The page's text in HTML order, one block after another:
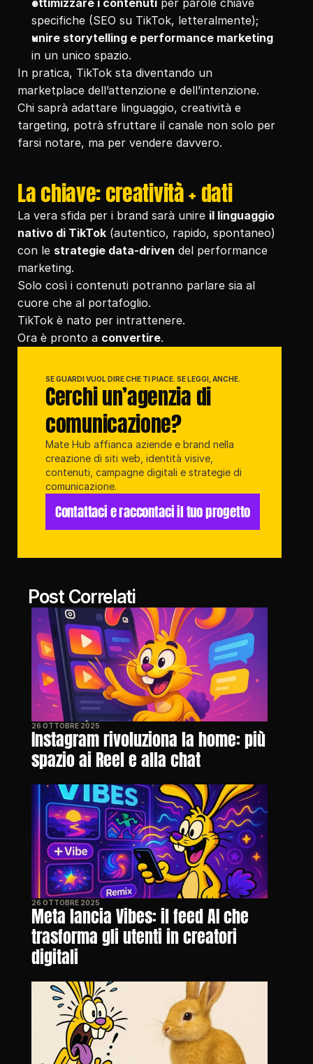
ottimizzare i contenuti per parole chiave
specifiche (SEO su TikTok, letteralmente);
unire storytelling e performance marketing
in un unico spazio.
In pratica, TikTok sta diventando un
marketplace dell’attenzione e dell’intenzione.
Chi saprà adattare linguaggio, creatività e
targeting, potrà sfruttare il canale non solo per
farsi notare, ma per vendere davvero.
La chiave: creatività + dati
La vera sfida per i brand sarà unire il linguaggio
nativo di TikTok (autentico, rapido, spontaneo)
con le strategie data-driven del performance
marketing.
Solo così i contenuti potranno parlare sia al
cuore che al portafoglio.
TikTok è nato per intrattenere.
Ora è pronto a convertire.
SE GUARDI VUOL DIRE CHE TI PIACE. SE LEGGI, ANCHE.
Cerchi un’agenzia di
comunicazione?
Mate Hub affianca aziende e brand nella
creazione di siti web, identità visive,
contenuti, campagne digitali e strategie di
comunicazione.
Contattaci e raccontaci il tuo progetto
Post Correlati
26 OTTOBRE 2025
Instagram rivoluziona la home: più
spazio ai Reel e alla chat
26 OTTOBRE 2025
Meta lancia Vibes: il feed AI che
trasforma gli utenti in creatori
digitali